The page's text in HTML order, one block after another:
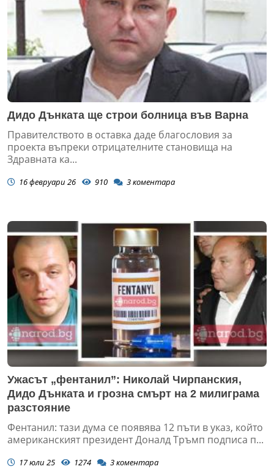
Дидо Дънката ще строи болница във Варна
Правителството в оставка даде благословия за
проекта въпреки отрицателните становища на
Здравната ка...
16 февруари 26 910 3коментара
Ужасът „фентанил”: Николай Чирпанския,
Дидо Дънката и грозна смърт на 2 милиграма
разстояние
Фентанил: тази дума се появява 12 пъти в указ, който
американският президент Доналд Тръмп подписа п...
17 юли 25 1274 3коментара